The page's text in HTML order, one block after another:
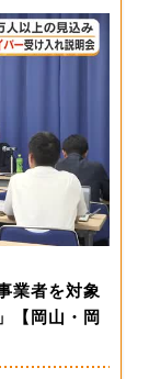
業者を対象
【岡山・岡